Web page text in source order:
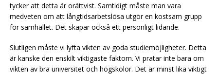
tycker att detta är orättvist. Samtidigt måste man vara
medveten om att långtidsarbetslösa utgör en kostsam grupp
för samhället. Det skapar också ett personligt lidande.
Slutligen måste vi lyfta vikten av goda studiemöjligheter. Detta
är kanske den enskilt viktigaste faktorn. Vi pratar inte bara om
vikten av bra universitet och högskolor. Det är minst lika viktigt